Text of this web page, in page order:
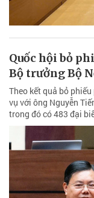
Quốc hội bỏ
Bộ trưởng Bộ
Theo kết quả bỏ
vụ với ông Nguyễn
trong đó có 483 đại